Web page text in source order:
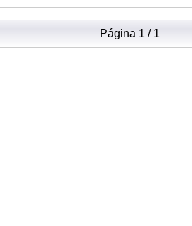
Página 1 / 1